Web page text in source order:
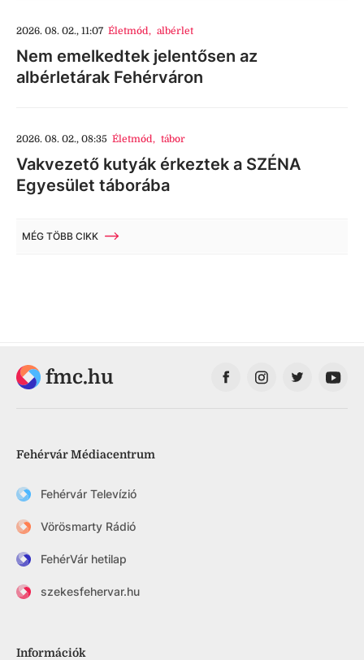
2026. 08. 02., 11:07 Életmód, albérlet
Nem emelkedtek jelentősen az
albérletárak Fehérváron
2026. 08. 02., 08:35 Életmód, tábor
Vakvezető kutyák érkeztek a SZÉNA
Egyesület táborába
MÉG TÖBB CIKK
fmc.hu
Fehérvár Médiacentrum
Fehérvár Televízió
Vörösmarty Rádió
FehérVár hetilap
szekesfehervar.hu
Információk